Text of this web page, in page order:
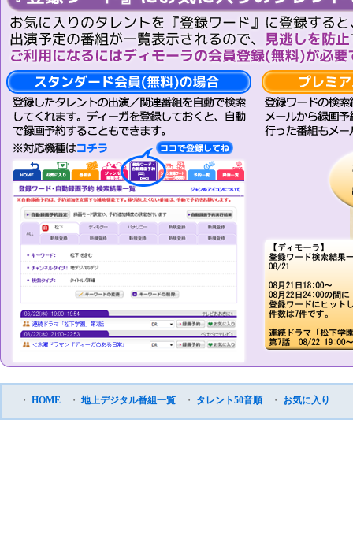
・ HOME ・ 地上デジタル番組一覧 ・ タレント50音順 ・ お気に入り